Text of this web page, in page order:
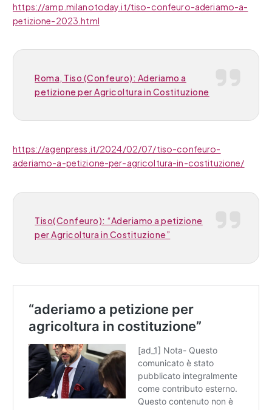
https://amp.milanotoday.it/tiso-confeuro-aderiamo-a-
petizione-2023.html
Roma, Tiso (Confeuro): Aderiamo a
petizione per Agricoltura in Costituzione
https://agenpress.it/2024/02/07/tiso-confeuro-
aderiamo-a-petizione-per-agricoltura-in-costituzione/
Tiso(Confeuro): “Aderiamo a petizione
per Agricoltura in Costituzione”